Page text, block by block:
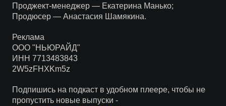
Проджект-менеджер — Екатерина Манько;
Продюсер — Анастасия Шамякина.
Реклама
ООО "НЬЮРАЙД"
ИНН 7713483843
2W5zFHXKm5z
Подпишись на подкаст в удобном плеере, чтобы не
пропустить новые выпуски -